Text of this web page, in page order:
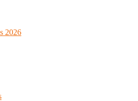
2026